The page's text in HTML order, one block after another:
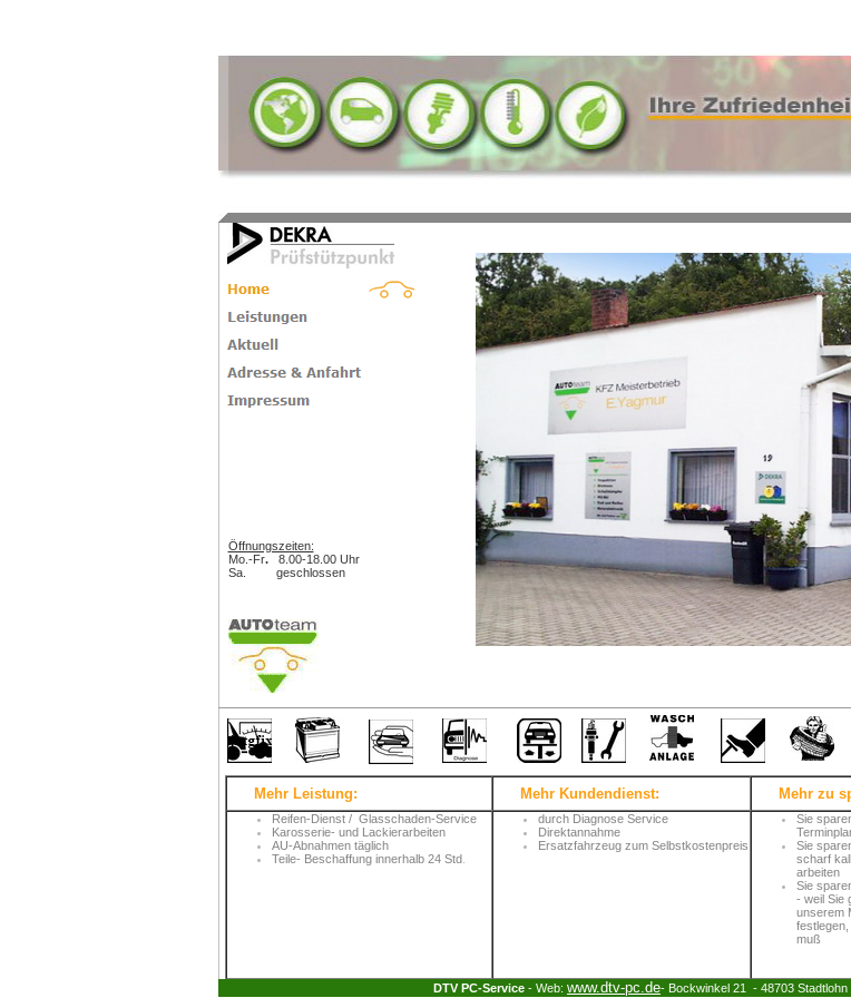
Mehr Leistung: Mehr Kundendienst: Mehr zu
Reifen-Dienst / Glasschaden-Service
Karosserie- und Lackierarbeiten
AU-Abnahmen täglich
Teile- Beschaffung innerhalb 24 Std.
durch Diagnose Service
Direktannahme
Ersatzfahrzeug zum Selbstkostenpreis
Sie
Sie
scharf
arbeiten
Sie
- weil Sie
unserem
muß
Öffnungszeiten:
Mo.-Fr.8.00-18.00 Uhr
Sa. geschlossen
DTV PC-Service - Web: www.dtv-pc.de- Bockwinkel 21 - 48703